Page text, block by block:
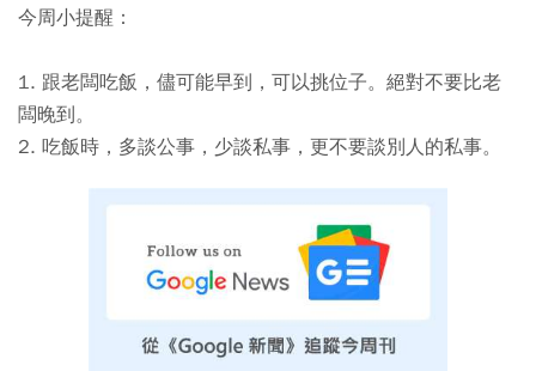
今周小提醒：
1. 跟老闆吃飯，儘可能早到，可以挑位子。絕對不要比老
闆晚到。
2. 吃飯時，多談公事，少談私事，更不要談別人的私事。